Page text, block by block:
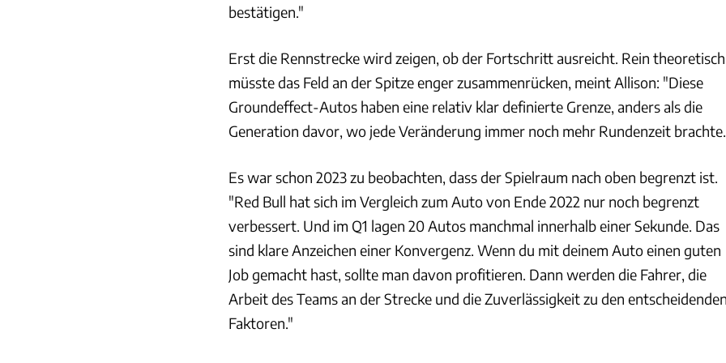
bestätigen."
Erst die Rennstrecke wird zeigen, ob der Fortschritt ausreicht. Rein theoretisch
müsste das Feld an der Spitze enger zusammenrücken, meint Allison: "Diese
Groundeffect-Autos haben eine relativ klar definierte Grenze, anders als die
Generation davor, wo jede Veränderung immer noch mehr Rundenzeit
Es war schon 2023 zu beobachten, dass der Spielraum nach oben begrenzt ist.
"Red Bull hat sich im Vergleich zum Auto von Ende 2022 nur noch begrenzt
verbessert. Und im Q1 lagen 20 Autos manchmal innerhalb einer Sekunde. Das
sind klare Anzeichen einer Konvergenz. Wenn du mit deinem Auto einen guten
Job gemacht hast, sollte man davon profitieren. Dann werden die Fahrer, die
Arbeit des Teams an der Strecke und die Zuverlässigkeit zu den
Faktoren."